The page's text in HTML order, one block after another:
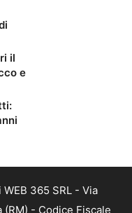
il
e
365 SRL - Via
(RM) - Codice Fiscale